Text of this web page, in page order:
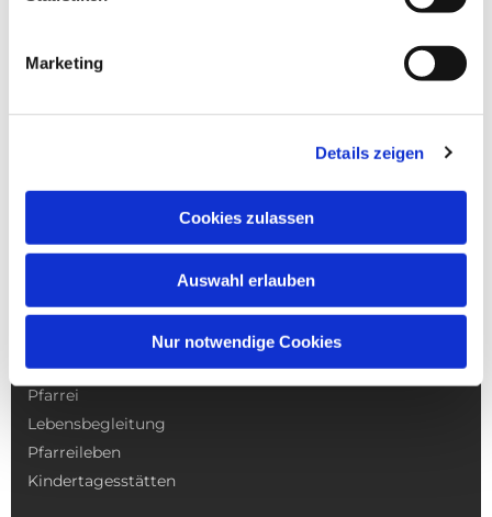
Marketing
Details zeigen
Cookies zulassen
Auswahl erlauben
Nur notwendige Cookies
Gottesdienste
Pfarrei
Lebensbegleitung
Pfarreileben
Kindertagesstätten